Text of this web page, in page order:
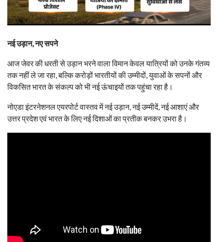
नई उड़ान, नए सपने
आज जेवर की धरती से उड़ान भरने वाला विमान केवल यात्रियों को उनके गंतव्य
तक नहीं ले जा रहा, बल्कि करोड़ों भारतीयों की उम्मीदों, युवाओं के सपनों और
विकसित भारत के संकल्प को भी नई ऊंचाइयों तक पहुंचा रहा है।
नोएडा इंटरनेशनल एयरपोर्ट वास्तव में नई उड़ान, नई उम्मीदें, नई आशाएं और
उत्तर प्रदेश एवं भारत के लिए नई दिशाओं का प्रतीक बनकर उभरा है।